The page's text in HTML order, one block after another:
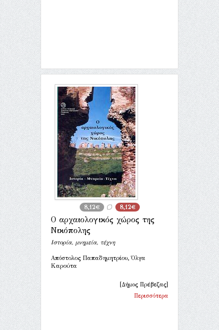
8,12€ 8,12€
Ο αρχαιολογικός χώρος της
Νικόπολης
Ιστορία, μνημεία, τέχνη
Απόστολος Παπαδημητρίου, Όλγα
Καρούτα
[Δήμος Πρέβεζας]
Περισσότερα